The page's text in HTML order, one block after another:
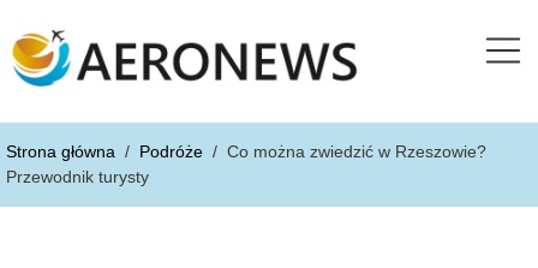
Strona główna / Podróże / Co można zwiedzić w Rzeszowie?
Przewodnik turysty